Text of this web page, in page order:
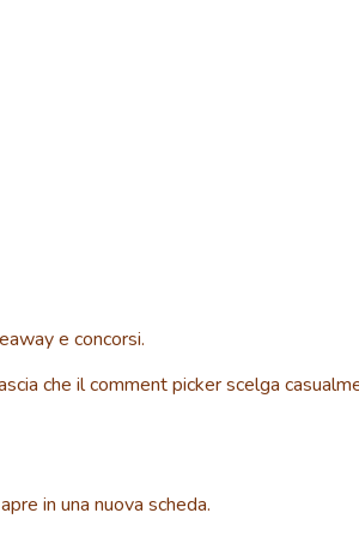
e concorsi.
che il comment picker scelga
in una nuova scheda.